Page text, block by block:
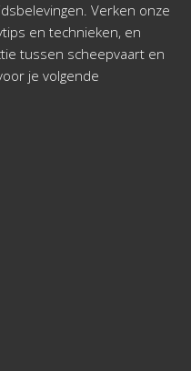
Verken onze
en technieken, en
tussen scheepvaart en
je volgende